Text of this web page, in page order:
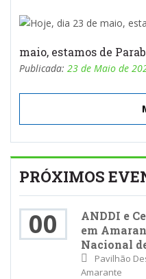
maio, estamos de
Publicada: 23 de Maio de
PRÓXIMOS
00
ANDDI e
em
Nacional
Pavilhão
Amarante